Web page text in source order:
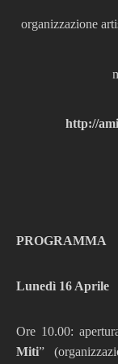
organizzazione
http://
PROGRAMMA
Lunedì 16 Aprile
Ore 10.00:
Miti”